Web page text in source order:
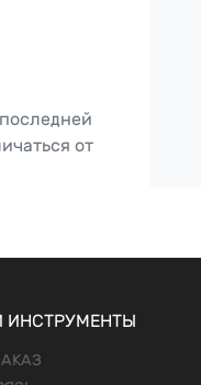
от
ИНСТРУМЕНТЫ